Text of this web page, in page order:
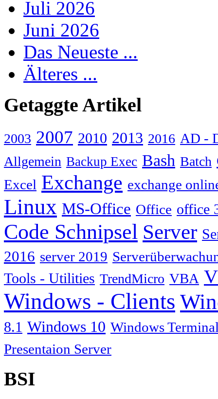
Juli 2026
Juni 2026
Das Neueste ...
Älteres ...
Getaggte Artikel
2003 2007 2010 2013 2016 AD -
Allgemein Backup Exec Bash Batch
Excel Exchange exchange
Linux MS-Office Office office
Code Schnipsel Server
2016 server 2019
Tools - Utilities TrendMicro VBA
Windows - Clients
8.1 Windows 10 Windows
Presentaion Server
BSI